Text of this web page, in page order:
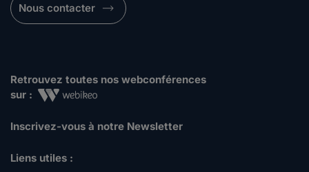
Nous contacter
Retrouvez toutes nos webconférences
sur :
Inscrivez-vous à notre Newsletter
Liens utiles :